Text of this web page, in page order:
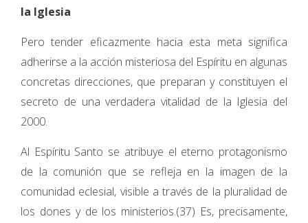
la Iglesia
Pero tender eficazmente hacia esta meta significa
adherirse a la acción misteriosa del Espíritu en algunas
concretas direcciones, que preparan y constituyen el
secreto de una verdadera vitalidad de la Iglesia del
2000.
Al Espíritu Santo se atribuye el eterno protagonismo
de la comunión que se refleja en la imagen de la
comunidad eclesial, visible a través de la pluralidad de
los dones y de los ministerios.(37) Es, precisamente,